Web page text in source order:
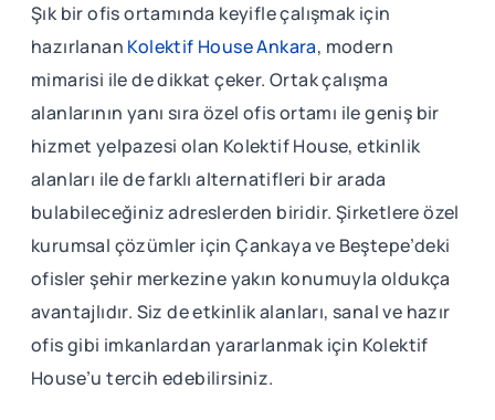
Şık bir ofis ortamında keyifle çalışmak için
hazırlanan Kolektif House Ankara, modern
mimarisi ile de dikkat çeker. Ortak çalışma
alanlarının yanı sıra özel ofis ortamı ile geniş bir
hizmet yelpazesi olan Kolektif House, etkinlik
alanları ile de farklı alternatifleri bir arada
bulabileceğiniz adreslerden biridir. Şirketlere özel
kurumsal çözümler için Çankaya ve Beştepe’deki
ofisler şehir merkezine yakın konumuyla oldukça
avantajlıdır. Siz de etkinlik alanları, sanal ve hazır
ofis gibi imkanlardan yararlanmak için Kolektif
House’u tercih edebilirsiniz.